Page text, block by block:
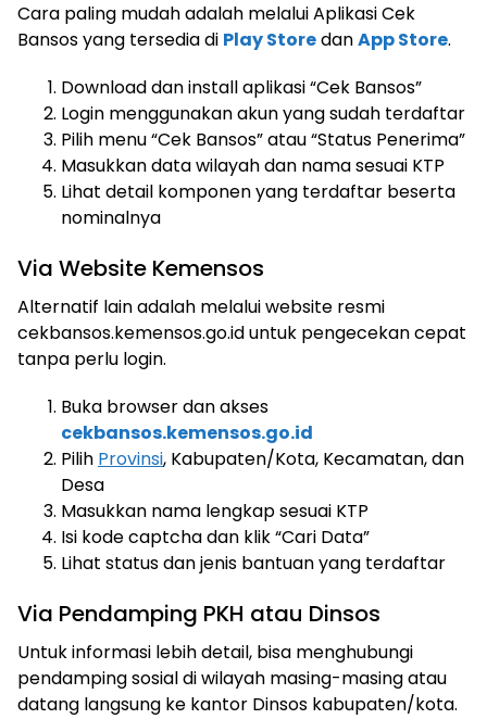
Cara paling mudah adalah melalui Aplikasi Cek
Bansos yang tersedia di Play StoredanApp Store.
Download dan install aplikasi “Cek Bansos”
Login menggunakan akun yang sudah terdaftar
Pilih menu “Cek Bansos” atau “Status Penerima”
Masukkan data wilayah dan nama sesuai KTP
Lihat detail komponen yang terdaftar beserta
nominalnya
Via Website Kemensos
Alternatif lain adalah melalui website resmi
cekbansos.kemensos.go.id untuk pengecekan cepat
tanpa perlu login.
Buka browser dan akses
cekbansos.kemensos.go.id
Pilih Provinsi, Kabupaten/Kota, Kecamatan, dan
Desa
Masukkan nama lengkap sesuai KTP
Isi kode captcha dan klik “Cari Data”
Lihat status dan jenis bantuan yang terdaftar
Via Pendamping PKH atau Dinsos
Untuk informasi lebih detail, bisa menghubungi
pendamping sosial di wilayah masing-masing atau
datang langsung ke kantor Dinsos kabupaten/kota.